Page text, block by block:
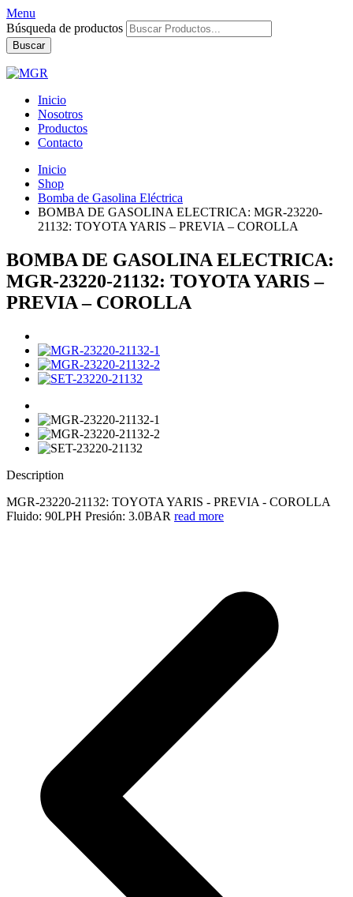
Menu
Búsqueda de productos
Buscar
Inicio
Nosotros
Productos
Contacto
Inicio
Shop
Bomba de Gasolina Eléctrica
BOMBA DE GASOLINA ELECTRICA: MGR-23220-
21132: TOYOTA YARIS – PREVIA – COROLLA
BOMBA DE GASOLINA ELECTRICA:
MGR-23220-21132: TOYOTA YARIS –
PREVIA – COROLLA
Description
MGR-23220-21132: TOYOTA YARIS - PREVIA - COROLLA
Fluido: 90LPH Presión: 3.0BAR read more